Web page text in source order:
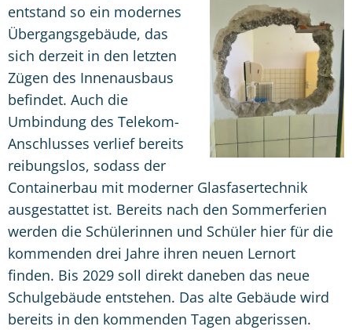
entstand so ein modernes
Übergangsgebäude, das
sich derzeit in den letzten
Zügen des Innenausbaus
befindet. Auch die
Umbindung des Telekom-
Anschlusses verlief bereits
reibungslos, sodass der
Containerbau mit moderner Glasfasertechnik
ausgestattet ist. Bereits nach den Sommerferien
werden die Schülerinnen und Schüler hier für die
kommenden drei Jahre ihren neuen Lernort
finden. Bis 2029 soll direkt daneben das neue
Schulgebäude entstehen. Das alte Gebäude wird
bereits in den kommenden Tagen abgerissen.